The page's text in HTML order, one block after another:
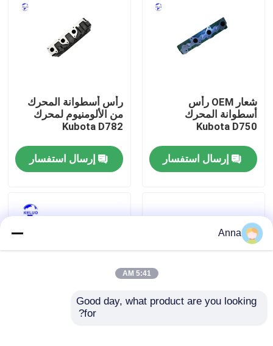
المنتجات
جولة في المعمل
ضبط الجودة
طلب اقتباس
محرك فولفو
شعار OEM رأس
أسطوانة المحرك
Kubota D750
إرسال استفسار
رأس أسطوانة المحرك
من الألومنيوم لمحرك
Kubota D782
إرسال استفسار
Anna
5:41 AM
Good day, what product are you looking
for?